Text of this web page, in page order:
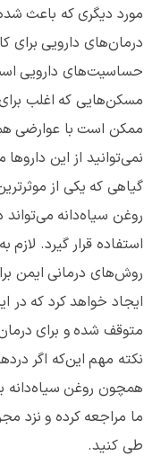
مورد دیگری که باعث شده
درمان‌های دارویی برای
حساسیت‌های دارویی
مسکن‌هایی که اغلب
ممکن است با عوارضی
نمی‌توانید از این
گیاهی که یکی از
روغن سیاه‌دانه می‌تواند
استفاده قرار گیرد.
روش‌های درمانی ایمن
ایجاد خواهد کرد که
متوقف ‌شده و برای
نکته مهم این‌که اگر
همچون روغن سیاه‌دانه
ما مراجعه کرده و نزد
طی کنید.